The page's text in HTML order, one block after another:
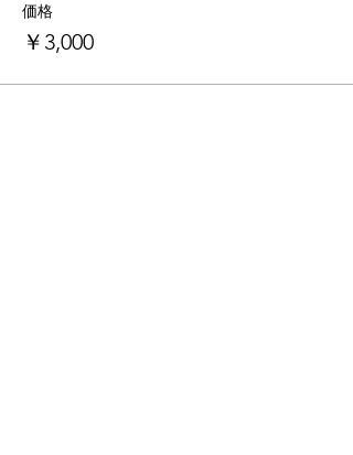
価格
￥3,000